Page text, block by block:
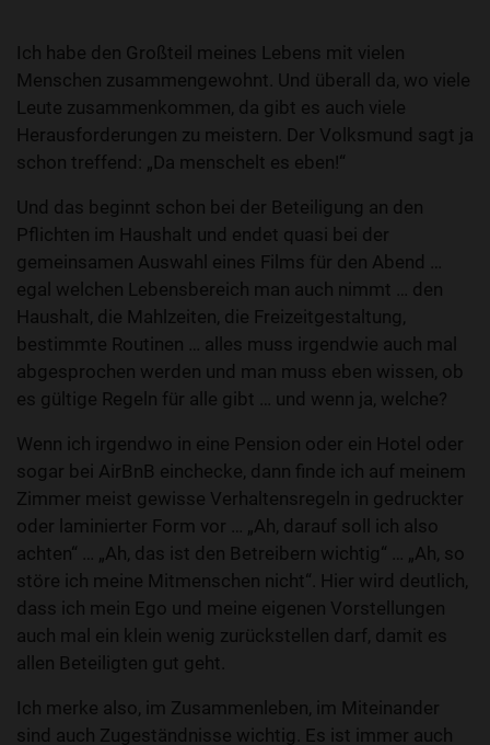
Ich habe den Großteil meines Lebens mit vielen
Menschen zusammengewohnt. Und überall da, wo viele
Leute zusammenkommen, da gibt es auch viele
Herausforderungen zu meistern. Der Volksmund sagt ja
schon treffend: „Da menschelt es eben!“
Und das beginnt schon bei der Beteiligung an den
Pflichten im Haushalt und endet quasi bei der
gemeinsamen Auswahl eines Films für den Abend …
egal welchen Lebensbereich man auch nimmt … den
Haushalt, die Mahlzeiten, die Freizeitgestaltung,
bestimmte Routinen … alles muss irgendwie auch mal
abgesprochen werden und man muss eben wissen, ob
es gültige Regeln für alle gibt … und wenn ja, welche?
Wenn ich irgendwo in eine Pension oder ein Hotel oder
sogar bei AirBnB einchecke, dann finde ich auf meinem
Zimmer meist gewisse Verhaltensregeln in gedruckter
oder laminierter Form vor … „Ah, darauf soll ich also
achten“ … „Ah, das ist den Betreibern wichtig“ … „Ah, so
störe ich meine Mitmenschen nicht“. Hier wird deutlich,
dass ich mein Ego und meine eigenen Vorstellungen
auch mal ein klein wenig zurückstellen darf, damit es
allen Beteiligten gut geht.
Ich merke also, im Zusammenleben, im Miteinander
sind auch Zugeständnisse wichtig. Es ist immer auch